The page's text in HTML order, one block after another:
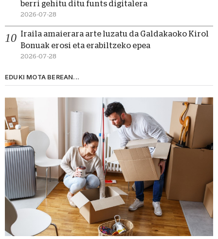
berri gehitu ditu funts digitalera
2026-07-28
Iraila amaierara arte luzatu da Galdakaoko Kirol
Bonuak erosi eta erabiltzeko epea
2026-07-28
EDUKI MOTA BEREAN...